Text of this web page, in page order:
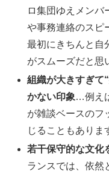
ロ集団ゆえメンバ
や事務連絡のスピ
最初にきちんと自
がスムーズだと思
組織が大きすぎて
かない印象…例え
が雑談ベースのフ
じることもありま
若干保守的な文化
ランスでは、依然